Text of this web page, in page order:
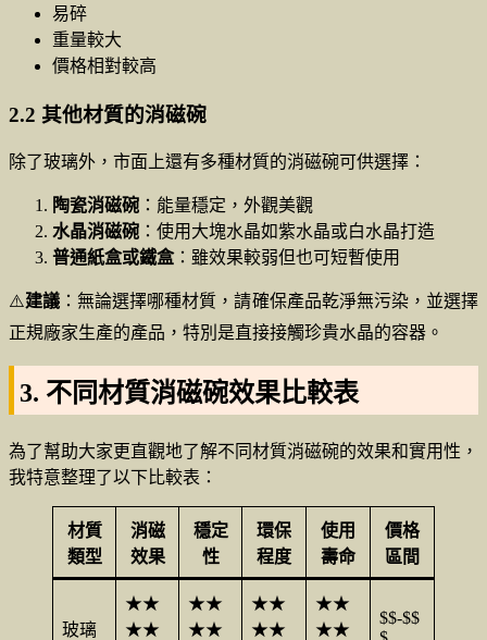
易碎
重量較大
價格相對較高
2.2 其他材質的消磁碗
除了玻璃外，市面上還有多種材質的消磁碗可供選擇：
陶瓷消磁碗 ：能量穩定，外觀美觀
水晶消磁碗 ：使用大塊水晶如紫水晶或白水晶打造
普通紙盒或鐵盒：雖效果較弱但也可短暫使用
⚠️建議 ：無論選擇哪種材質，請確保產品乾淨無污染，並選擇
正規廠家生產的產品，特別是直接接觸珍貴水晶的容器。
3. 不同材質消磁碗效果比較表
為了幫助大家更直觀地了解不同材質消磁碗的效果和實用性，
我特意整理了以下比較表：
材質
類型
消磁
效果
穩定
性
環保
程度
使用
壽命
價格
區間
玻璃
★★
★★
★★
★★
★★
★★
★★
★★
$$-$$